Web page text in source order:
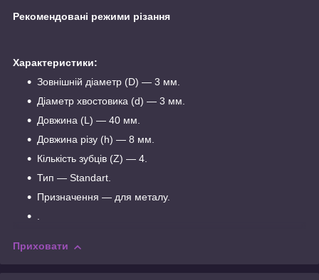
Рекомендовані режими різання
Характеристики:
Зовнішній діаметр (D) — 3 мм.
Діаметр хвостовика (d) — 3 мм.
Довжина (L) — 40 мм.
Довжина різу (h) — 8 мм.
Кількість зубців (Z) — 4.
Тип — Standart.
Призначення — для металу.
.
Приховати